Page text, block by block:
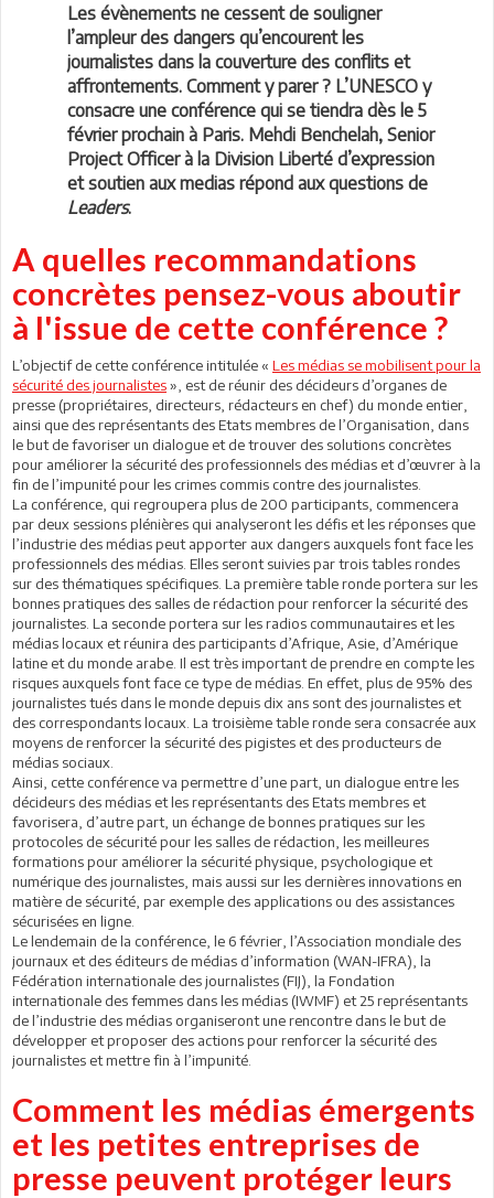
Les évènements ne cessent de souligner
l’ampleur des dangers qu’encourent les
journalistes dans la couverture des conflits et
affrontements. Comment y parer ? L’UNESCO y
consacre une conférence qui se tiendra dès le 5
février prochain à Paris. Mehdi Benchelah, Senior
Project Officer à la Division Liberté d’expression
et soutien aux medias répond aux questions de
Leaders.
A quelles recommandations
concrètes pensez-vous aboutir
à l'issue de cette conférence ?
L’objectif de cette conférence intitulée « Les médias se mobilisent pour la
sécurité des journalistes», est de réunir des décideurs d’organes de
presse (propriétaires, directeurs, rédacteurs en chef) du monde entier,
ainsi que des représentants des Etats membres de l’Organisation, dans
le but de favoriser un dialogue et de trouver des solutions concrètes
pour améliorer la sécurité des professionnels des médias et d’œuvrer à la
fin de l’impunité pour les crimes commis contre des journalistes.
La conférence, qui regroupera plus de 200 participants, commencera
par deux sessions plénières qui analyseront les défis et les réponses que
l’industrie des médias peut apporter aux dangers auxquels font face les
professionnels des médias. Elles seront suivies par trois tables rondes
sur des thématiques spécifiques. La première table ronde portera sur les
bonnes pratiques des salles de rédaction pour renforcer la sécurité des
journalistes. La seconde portera sur les radios communautaires et les
médias locaux et réunira des participants d’Afrique, Asie, d’Amérique
latine et du monde arabe. Il est très important de prendre en compte les
risques auxquels font face ce type de médias. En effet, plus de 95% des
journalistes tués dans le monde depuis dix ans sont des journalistes et
des correspondants locaux. La troisième table ronde sera consacrée aux
moyens de renforcer la sécurité des pigistes et des producteurs de
médias sociaux.
Ainsi, cette conférence va permettre d’une part, un dialogue entre les
décideurs des médias et les représentants des Etats membres et
favorisera, d’autre part, un échange de bonnes pratiques sur les
protocoles de sécurité pour les salles de rédaction, les meilleures
formations pour améliorer la sécurité physique, psychologique et
numérique des journalistes, mais aussi sur les dernières innovations en
matière de sécurité, par exemple des applications ou des assistances
sécurisées en ligne.
Le lendemain de la conférence, le 6 février, l’Association mondiale des
journaux et des éditeurs de médias d’information (WAN-IFRA), la
Fédération internationale des journalistes (FIJ), la Fondation
internationale des femmes dans les médias (IWMF) et 25 représentants
de l’industrie des médias organiseront une rencontre dans le but de
développer et proposer des actions pour renforcer la sécurité des
journalistes et mettre fin à l’impunité.
Comment les médias émergents
et les petites entreprises de
presse peuvent protéger leurs